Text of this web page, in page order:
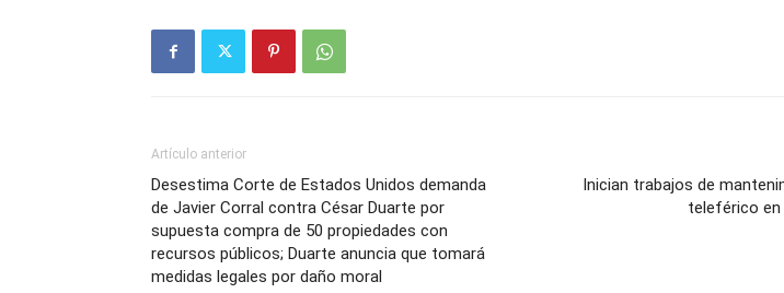
Artículo anterior
Desestima Corte de Estados Unidos demanda
de Javier Corral contra César Duarte por
supuesta compra de 50 propiedades con
recursos públicos; Duarte anuncia que tomará
medidas legales por daño moral
Inician trabajos de
teleférico en